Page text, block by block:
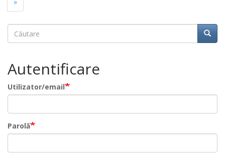
pagină
Căutare
Căutare
Autentificare
Utilizator/email
Parolă